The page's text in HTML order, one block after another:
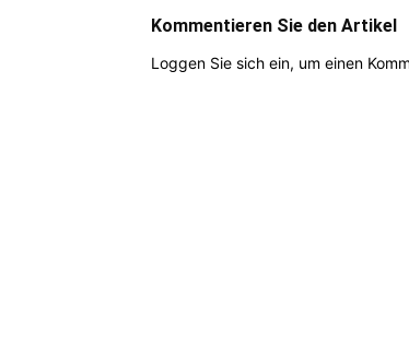
Kommentieren Sie den Artikel
Loggen Sie sich ein, um einen